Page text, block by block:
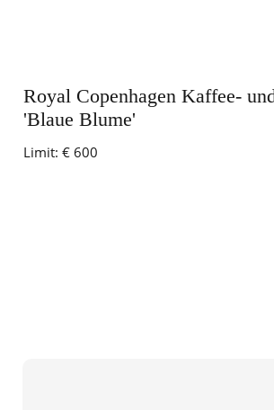
Royal Copenhagen Kaffee-
'Blaue Blume'
Limit: € 600